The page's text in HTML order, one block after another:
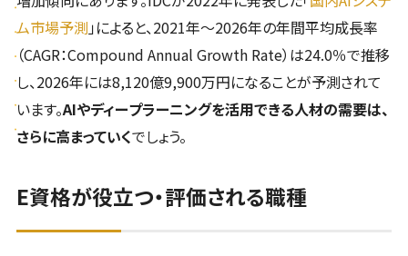
ム市場予測」によると、2021年～2026年の年間平均成長率
（CAGR：Compound Annual Growth Rate）は24.0％で推移
し、2026年には8,120億9,900万円になることが予測されて
います。AIやディープラーニングを活用できる人材の需要は、
さらに高まっていくでしょう。
E資格が役立つ・評価される職種